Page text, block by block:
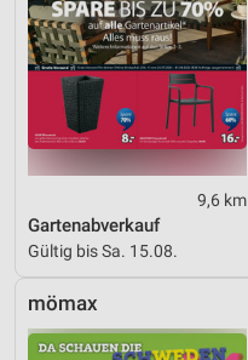
9,6 km
Gartenabverkauf
Gültig bis Sa. 15.08.
mömax